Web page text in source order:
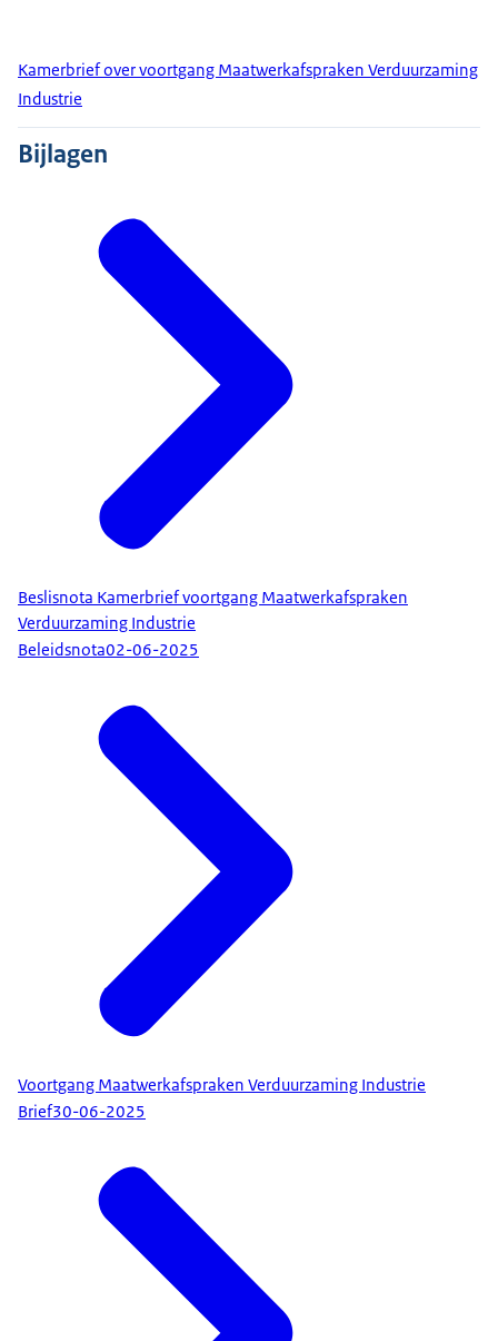
Kamerbrief over voortgang Maatwerkafspraken Verduurzaming
Industrie
Bijlagen
Beslisnota Kamerbrief voortgang Maatwerkafspraken
Verduurzaming Industrie
Beleidsnota02-06-2025
Voortgang Maatwerkafspraken Verduurzaming Industrie
Brief30-06-2025